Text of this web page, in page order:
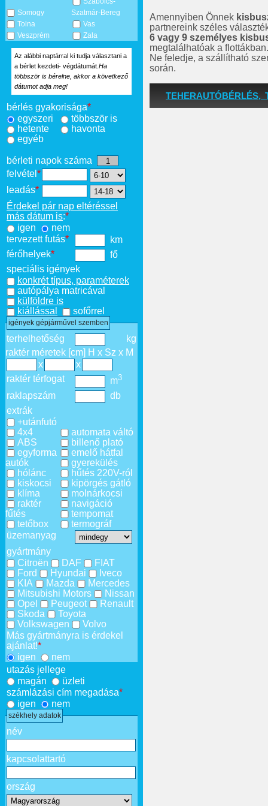
Somogy
Szatmár-Bereg
Tolna
Vas
Veszprém
Zala
Az alábbi naptárral ki tudja választani a
a bérlet kezdeti- végdátumát. Ha
többször is bérelne, akkor a következő
dátumot adja meg!
bérlés gyakorisága*
egyszeri
többször is
hetente
havonta
egyéb
bérleti napok száma
felvétel *
leadás*
Érdekel pár nap eltéréssel
más dátum is:*
igen
nem
tervezett futás*
km
férőhelyek*
fő
speciális igények
konkrét típus, paraméterek
autópálya matricával
külföldre is
kiállással
sofőrrel
igények gépjárművel szemben
terhelhetőség
kg
raktér méretek [cm] H x Sz x M
x
x
raktér térfogat
m3
raklapszám
db
extrák
+utánfutó
4x4
ABS
egyforma
autók
hólánc
kiskocsi
klíma
raktér
fűtés
tetőbox
automata váltó
billenő plató
emelő hátfal
gyerekülés
hűtés 220V-ról
kipörgés gátló
molnárkocsi
navigáció
tempomat
termográf
üzemanyag
gyártmány
Citroën
DAF
FIAT
Ford
Hyundai
Iveco
KIA
Mazda
Mercedes
Mitsubishi Motors
Nissan
Opel
Peugeot
Renault
Skoda
Toyota
Volkswagen
Volvo
Más gyártmányra is érdekel
ajánlat!*
igen
nem
utazás jellege
magán
üzleti
számlázási cím megadása*
igen
nem
székhely adatok
név
kapcsolattartó
ország
Amennyiben Önnek
partnereink széles
6 vagy 9 személyes
megtalálhatóak a flottákban.
Ne feledje, a szállítható
során.
TEHERAUTÓBÉRLÉS,